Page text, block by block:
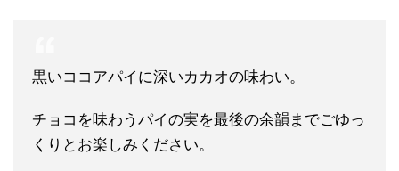
黒いココアパイに深いカカオの味わい。
チョコを味わうパイの実を最後の余韻までごゆっ
くりとお楽しみください。